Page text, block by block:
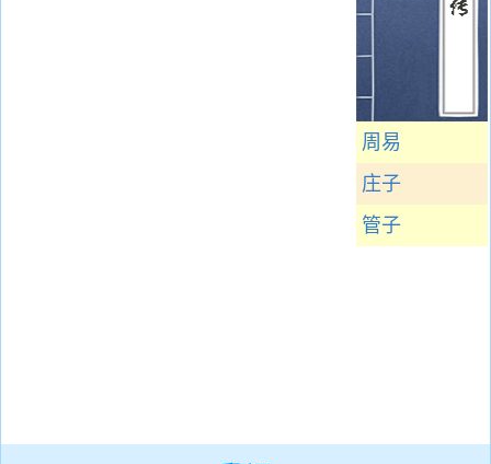
周易
庄子
管子